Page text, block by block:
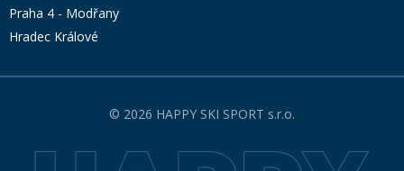
Praha 4 - Modřany
Hradec Králové
© 2026 HAPPY SKI SPORT s.r.o.